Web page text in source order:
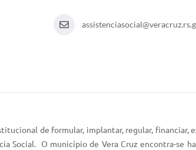
de formular, implantar, regular, financiar,
Social. O município de Vera Cruz encontra-se